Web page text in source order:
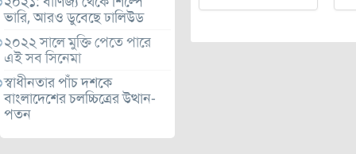
ভারি, আরও ডুবেছে ঢালিউড
২০২২ সালে মুক্তি পেতে পারে
এই সব সিনেমা
স্বাধীনতার পাঁচ দশকে
বাংলাদেশের চলচ্চিত্রের উত্থান-
পতন